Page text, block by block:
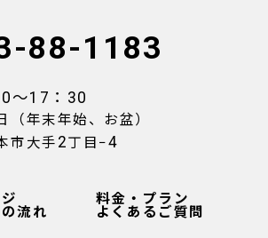
88-1183
〜17：30
（年末年始、お盆）
市大手 2丁目−4
料金・プラン
流れ
よくあるご質問